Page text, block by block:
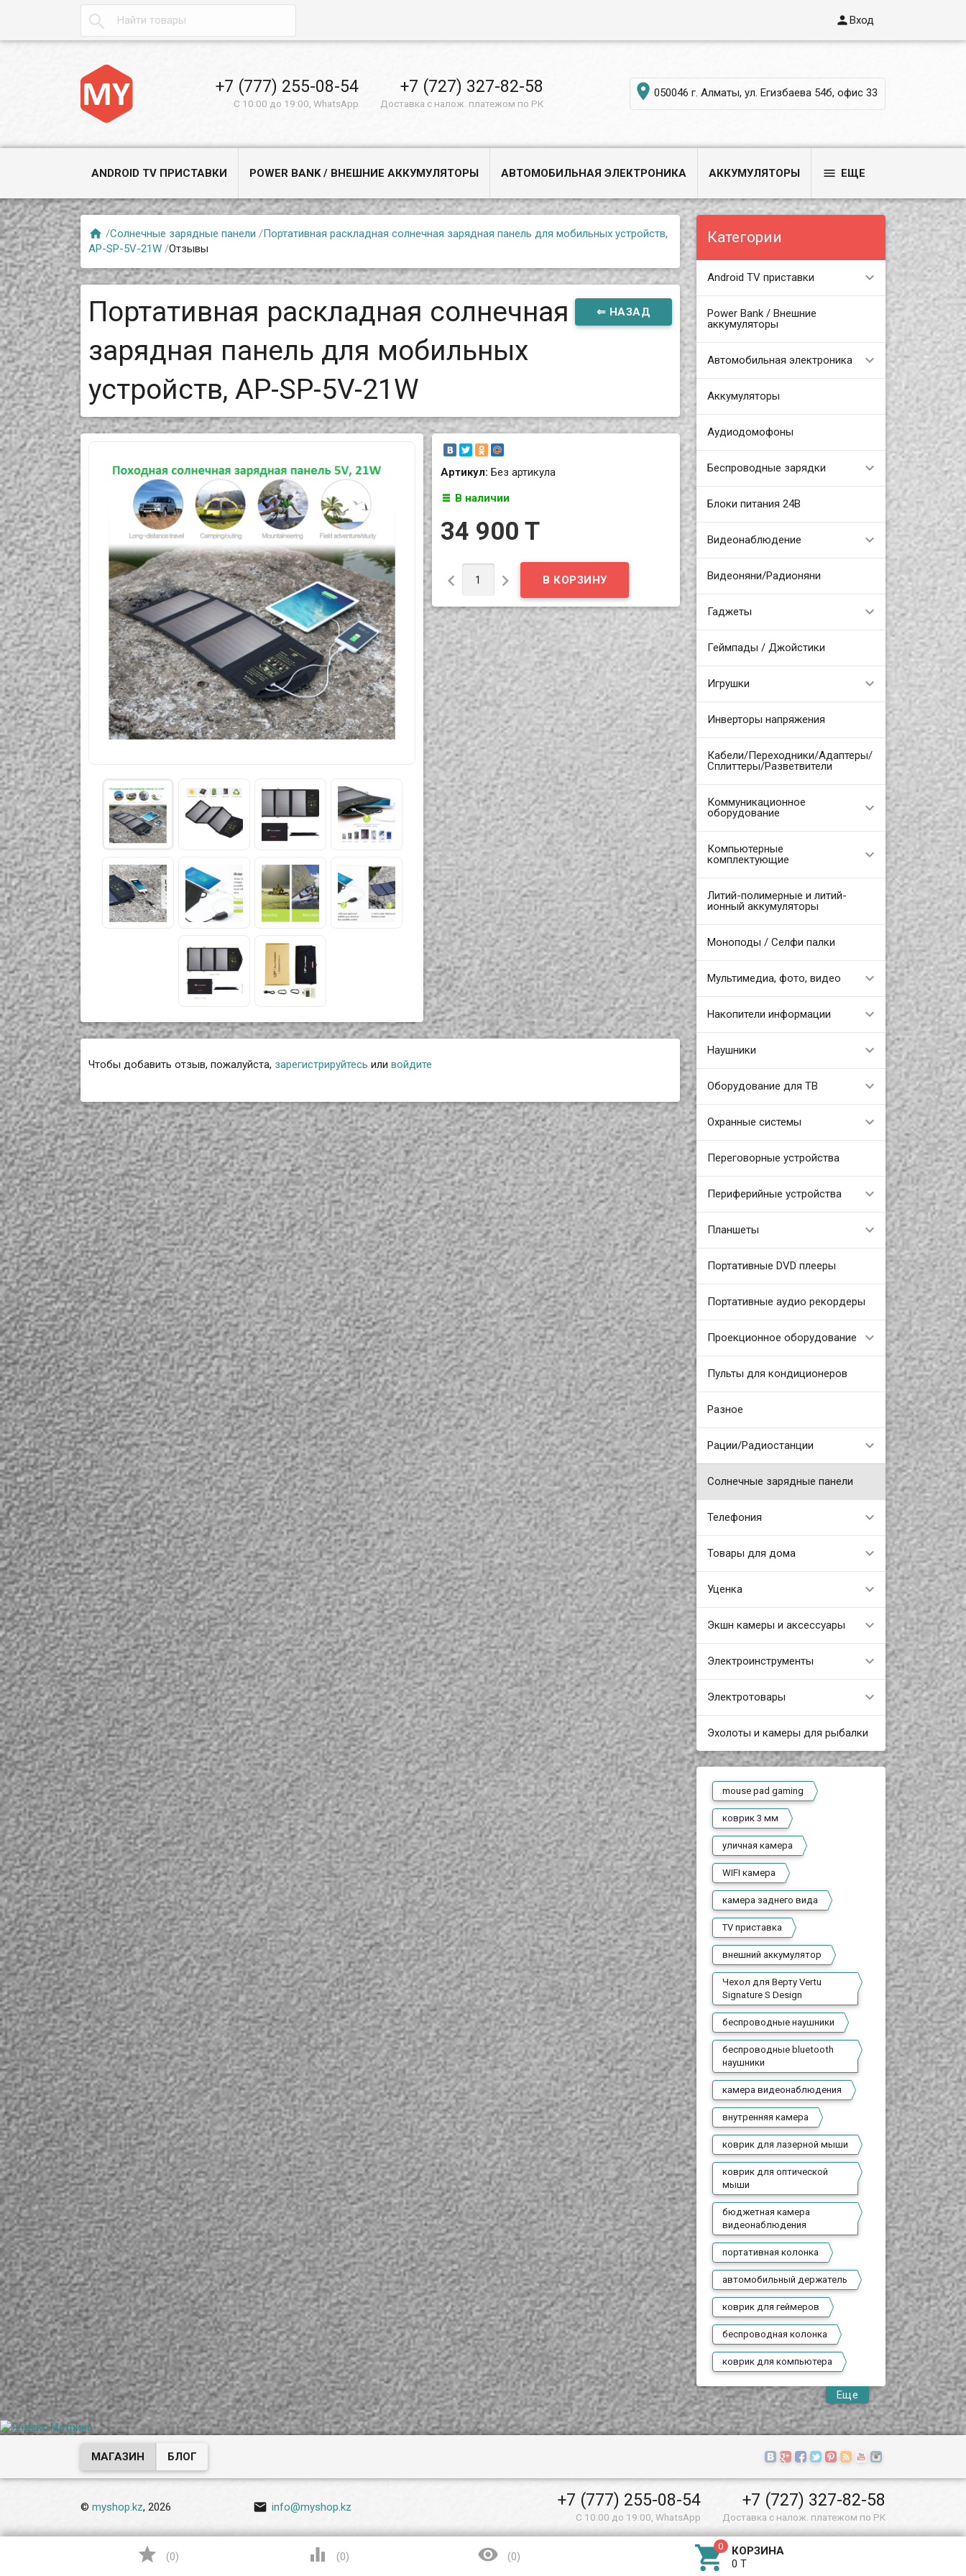
 Вход
+7 (777) 255-08-54
С 10:00 до 19:00, WhatsApp
+7 (727) 327-82-58
Доставка с налож. платежом по РК
 050046 г. Алматы, ул. Егизбаева 54б, офис 33
ANDROID TV ПРИСТАВКИ POWER BANK / ВНЕШНИЕ АККУМУЛЯТОРЫ АВТОМОБИЛЬНАЯ ЭЛЕКТРОНИКА АККУМУЛЯТОРЫ  ЕЩЕ
Категории
Android TV приставки
Power Bank / Внешние
аккумуляторы
Автомобильная электроника
Аккумуляторы
Аудиодомофоны
Беспроводные зарядки
Блоки питания 24В
Видеонаблюдение
Видеоняни/Радионяни
Гаджеты
Геймпады / Джойстики
Игрушки
Инверторы напряжения
Кабели/Переходники/Адаптеры/
Сплиттеры/Разветвители
Коммуникационное
оборудование
Компьютерные
комплектующие
Литий-полимерные и литий-
ионный аккумуляторы
Моноподы / Селфи палки
Мультимедиа, фото, видео
Накопители информации
Наушники
Оборудование для ТВ
Охранные системы
Переговорные устройства
Периферийные устройства
Планшеты
Портативные DVD плееры
Портативные аудио рекордеры
Проекционное оборудование
Пульты для кондиционеров
Разное
Рации/Радиостанции
Солнечные зарядные панели
Телефония
Товары для дома
Уценка
Экшн камеры и аксессуары
Электроинструменты
Электротовары
Эхолоты и камеры для рыбалки
mouse pad gaming
коврик 3 мм
уличная камера
WIFI камера
камера заднего вида
TV приставка
внешний аккумулятор
Чехол для Верту Vertu
Signature S Design
беспроводные наушники
беспроводные bluetooth
наушники
камера видеонаблюдения
внутренняя камера
коврик для лазерной мыши
коврик для оптической
мыши
бюджетная камера
видеонаблюдения
портативная колонка
автомобильный держатель
коврик для геймеров
беспроводная колонка
коврик для компьютера
Еще
 /Солнечные зарядные панели /Портативная раскладная солнечная зарядная панель для мобильных устройств,
AP-SP-5V-21W/Отзывы
⇐ НАЗАД
Портативная раскладная солнечная
зарядная панель для мобильных
устройств, AP-SP-5V-21W
Артикул: Без артикула
В наличии
34 900 T
 
Чтобы добавить отзыв, пожалуйста, зарегистрируйтесь иливойдите
МАГАЗИН БЛОГ
©myshop.kz, 2026  info@myshop.kz +7 (777) 255-08-54
С 10:00 до 19:00, WhatsApp
+7 (727) 327-82-58
Доставка с налож. платежом по РК
 (0)  (0)  (0)  КОРЗИНА
0 T